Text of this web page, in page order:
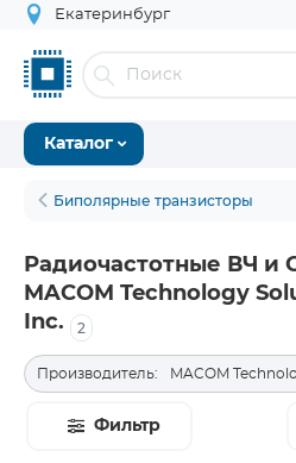
Екатеринбург
Каталог
Биполярные транзисторы
Радиочастотные ВЧ и
MACOM Technology
Inc.
2
Производитель:
Фильтр